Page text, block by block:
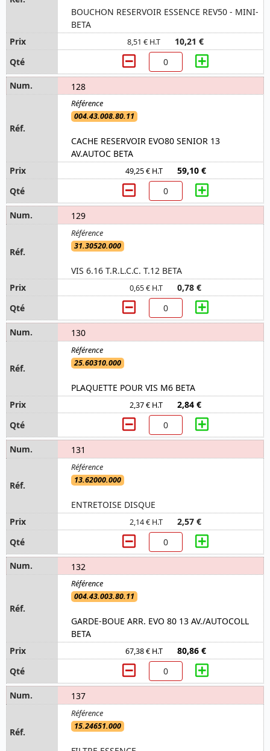
BOUCHON RESERVOIR ESSENCE REV50 - MINI-
BETA
8,51 € H.T 10,21 €
128
004.43.008.80.11
CACHE RESERVOIR EVO80 SENIOR 13
AV.AUTOC BETA
49,25 € H.T 59,10 €
129
31.30520.000
VIS 6.16 T.R.L.C.C. T.12 BETA
0,65 € H.T 0,78 €
130
25.60310.000
PLAQUETTE POUR VIS M6 BETA
2,37 € H.T 2,84 €
131
13.62000.000
ENTRETOISE DISQUE
2,14 € H.T 2,57 €
132
004.43.003.80.11
GARDE-BOUE ARR. EVO 80 13 AV./AUTOCOLL
BETA
67,38 € H.T 80,86 €
137
15.24651.000